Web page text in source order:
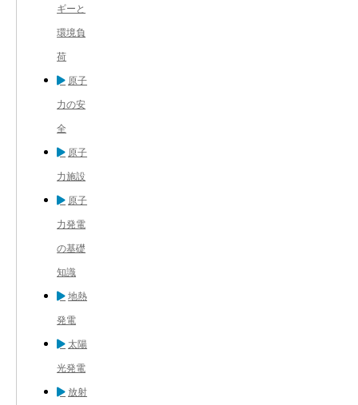
ギーと
環境負
荷
原子
力の安
全
原子
力施設
原子
力発電
の基礎
知識
地熱
発電
太陽
光発電
放射